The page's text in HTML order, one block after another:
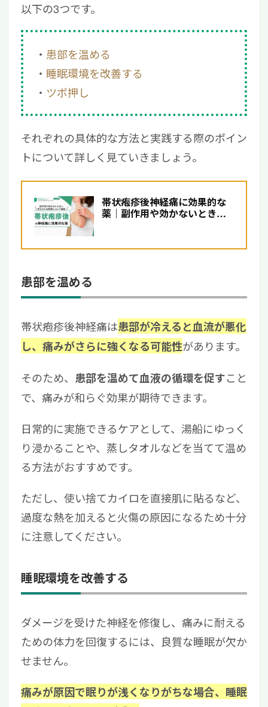
以下の3つです。
患部を温める
睡眠環境を改善する
ツボ押し
それぞれの具体的な方法と実践する際のポイン
トについて詳しく見ていきましょう。
帯状疱疹後神経痛に効果的な
薬｜副作用や効かないときに
患部を温める
帯状疱疹後神経痛は患部が冷えると血流が悪化
し、痛みがさらに強くなる可能性があります。
そのため、 患部を温めて血液の循環を促すこと
で、痛みが和らぐ効果が期待できます。
日常的に実施できるケアとして、湯船にゆっく
り浸かることや、蒸しタオルなどを当てて温め
る方法がおすすめです。
ただし、使い捨てカイロを直接肌に貼るなど、
過度な熱を加えると火傷の原因になるため十分
に注意してください。
睡眠環境を改善する
ダメージを受けた神経を修復し、痛みに耐える
ための体力を回復するには、良質な睡眠が欠か
せません。
痛みが原因で眠りが浅くなりがちな場合、睡眠